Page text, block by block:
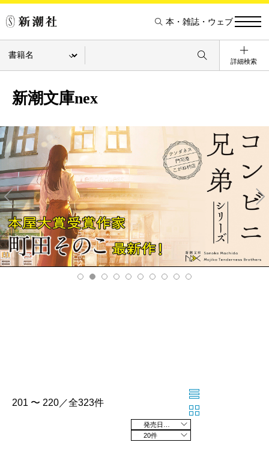
本・雑誌・ウェブ
詳細検索
新潮文庫nex
Pre
v
xt
201 〜 220／全323件
20件